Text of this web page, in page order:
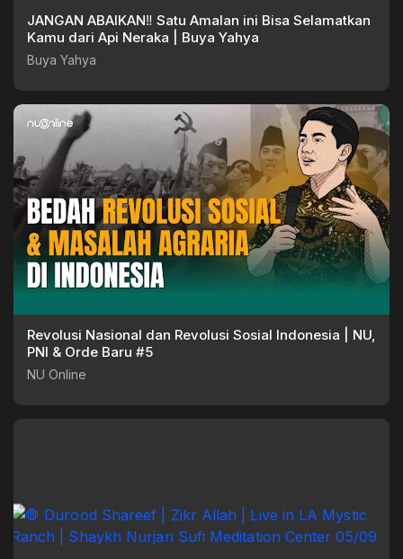
JANGAN ABAIKAN‼️ Satu Amalan ini Bisa Selamatkan
Kamu dari Api Neraka | Buya Yahya
Buya Yahya
Revolusi Nasional dan Revolusi Sosial Indonesia | NU,
PNI & Orde Baru #5
NU Online